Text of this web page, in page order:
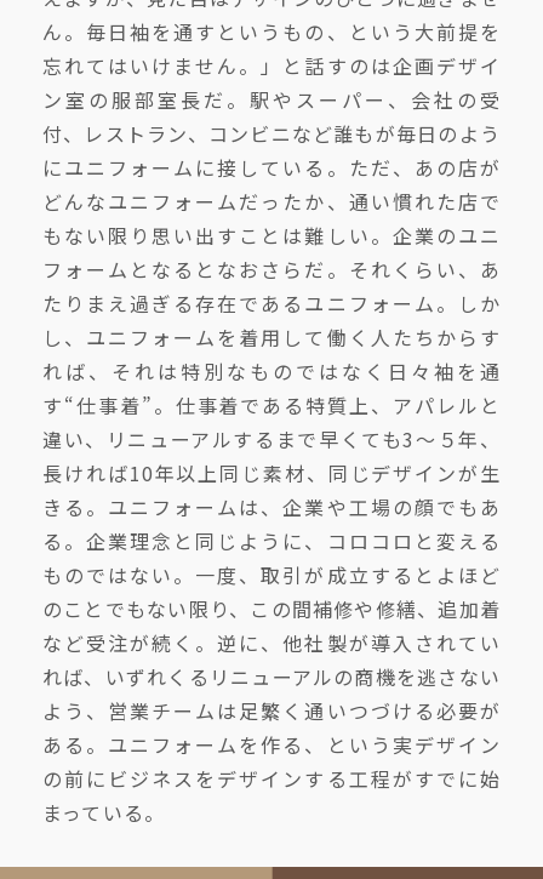
ん。毎日袖を通すというもの、という大前提を
忘れてはいけません。」と話すのは企画デザイ
ン室の服部室長だ。駅やスーパー、会社の受
付、レストラン、コンビニなど誰もが毎日のよう
にユニフォームに接している。ただ、あの店が
どんなユニフォームだったか、通い慣れた店で
もない限り思い出すことは難しい。企業のユニ
フォームとなるとなおさらだ。それくらい、あ
たりまえ過ぎる存在であるユニフォーム。しか
し、ユニフォームを着用して働く人たちからす
れば、それは特別なものではなく日々袖を通
す“仕事着”。仕事着である特質上、アパレルと
違い、リニューアルするまで早くても3〜５年、
長ければ10年以上同じ素材、同じデザインが生
きる。ユニフォームは、企業や工場の顔でもあ
る。企業理念と同じように、コロコロと変える
ものではない。一度、取引が成立するとよほど
のことでもない限り、この間補修や修繕、追加着
など受注が続く。逆に、他社製が導入されてい
れば、いずれくるリニューアルの商機を逃さない
よう、営業チームは足繁く通いつづける必要が
ある。ユニフォームを作る、という実デザイン
の前にビジネスをデザインする工程がすでに始
まっている。